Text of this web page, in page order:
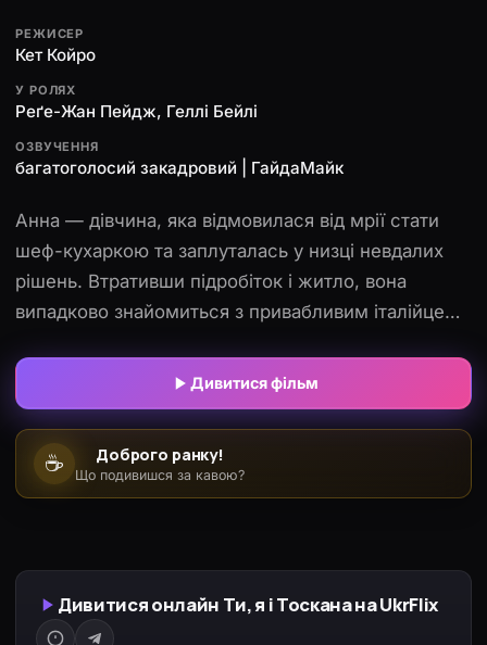
РЕЖИСЕР
Кет Койро
У РОЛЯХ
Реґе-Жан Пейдж, Геллі Бейлі
ОЗВУЧЕННЯ
багатоголосий закадровий | ГайдаМайк
Анна — дівчина, яка відмовилася від мрії стати
шеф-кухаркою та заплуталась у низці невдалих
рішень. Втративши підробіток і житло, вона
випадково знайомиться з привабливим італійцем
порадам подруги, Анна вирішує до Італії. Та її
план переночувати на віллі «тихцем» руйнується,
коли зненацька приїжджає мати Маттео (Ізабелла
Феррарі). У паніці вони вдають закохану пару, але
по-справжньому гаряче стає, коли з’являється
Дивитися фільм
☕ Доброго ранку!
Що подивишся за кавою?
Дивитися онлайн Ти, я і Тоскана на UkrFlix